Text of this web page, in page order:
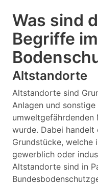
Was sind
Begriffe
Altstandorte
Altstandorte sind
Anlagen und
umweltgefährdenden
wurde. Dabei handelt
Grundstücke, welche
gewerblich oder
Altstandorte sind in